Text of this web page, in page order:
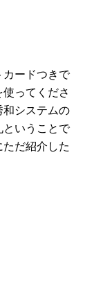
カードつきで
ってくださ
和システムの
ということで
だ紹介した